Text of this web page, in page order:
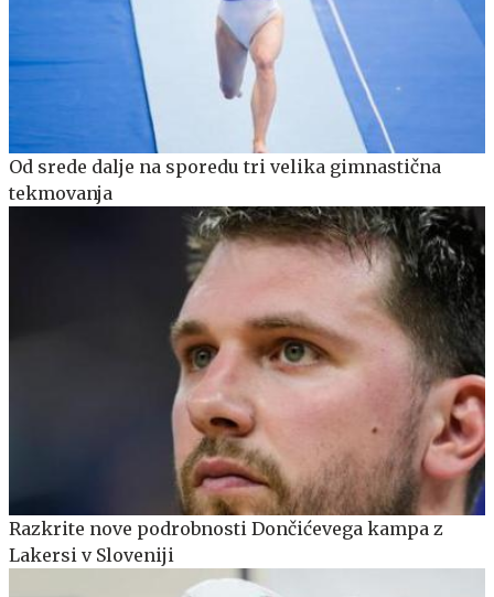
Od srede dalje na sporedu tri velika gimnastična
tekmovanja
Razkrite nove podrobnosti Dončićevega kampa z
Lakersi v Sloveniji